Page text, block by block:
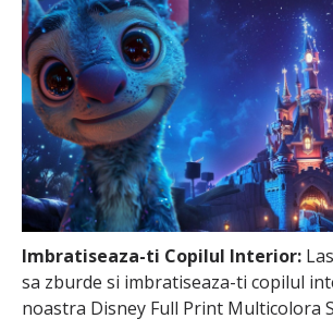
Imbratiseaza-ti Copilul Interior:
sa zburde si imbratiseaza-ti copilul
noastra Disney Full Print Multicolora